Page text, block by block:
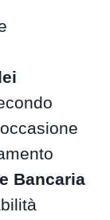
Bancaria